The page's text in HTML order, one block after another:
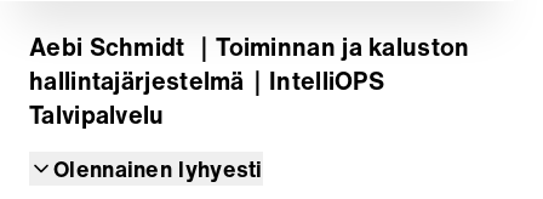
Aebi Schmidt ｜Toiminnan ja kaluston
hallintajärjestelmä ｜IntelliOPS
Talvipalvelu
Olennainen lyhyesti